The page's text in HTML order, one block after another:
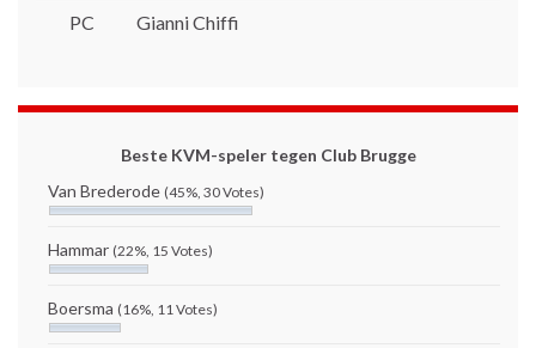
PC Gianni Chiffi
Beste KVM-speler tegen Club Brugge
Van Brederode (45%, 30 Votes)
Hammar (22%, 15 Votes)
Boersma (16%, 11 Votes)